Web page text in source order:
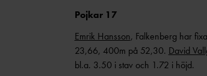
Pojkar 17
Emrik Hansson, Falkenberg har
23,66, 400m på 52,30. David
bl.a. 3.50 i stav och 1.72 i höjd.